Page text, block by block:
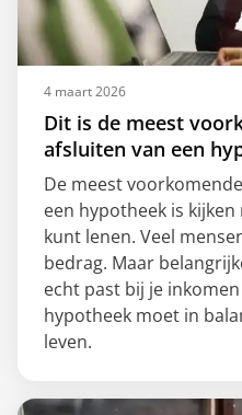
Dit is de meest
afsluiten van een
4 maart 2026
De meest
een hypotheek is
kunt lenen. Veel
bedrag. Maar
echt past bij je
hypotheek moet in
leven.